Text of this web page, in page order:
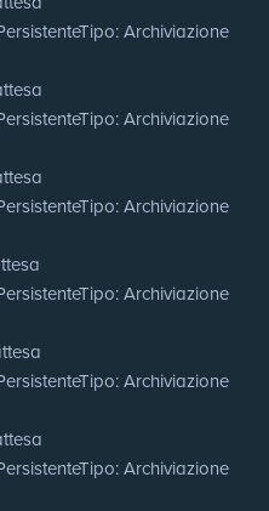
Tipo: Archiviazione
Tipo: Archiviazione
Tipo: Archiviazione
Tipo: Archiviazione
Tipo: Archiviazione
Tipo: Archiviazione